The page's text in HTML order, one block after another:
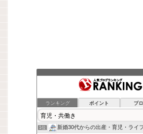
ランキング ポイント ブ
1位 新婚30代からの出産・育児・ライ